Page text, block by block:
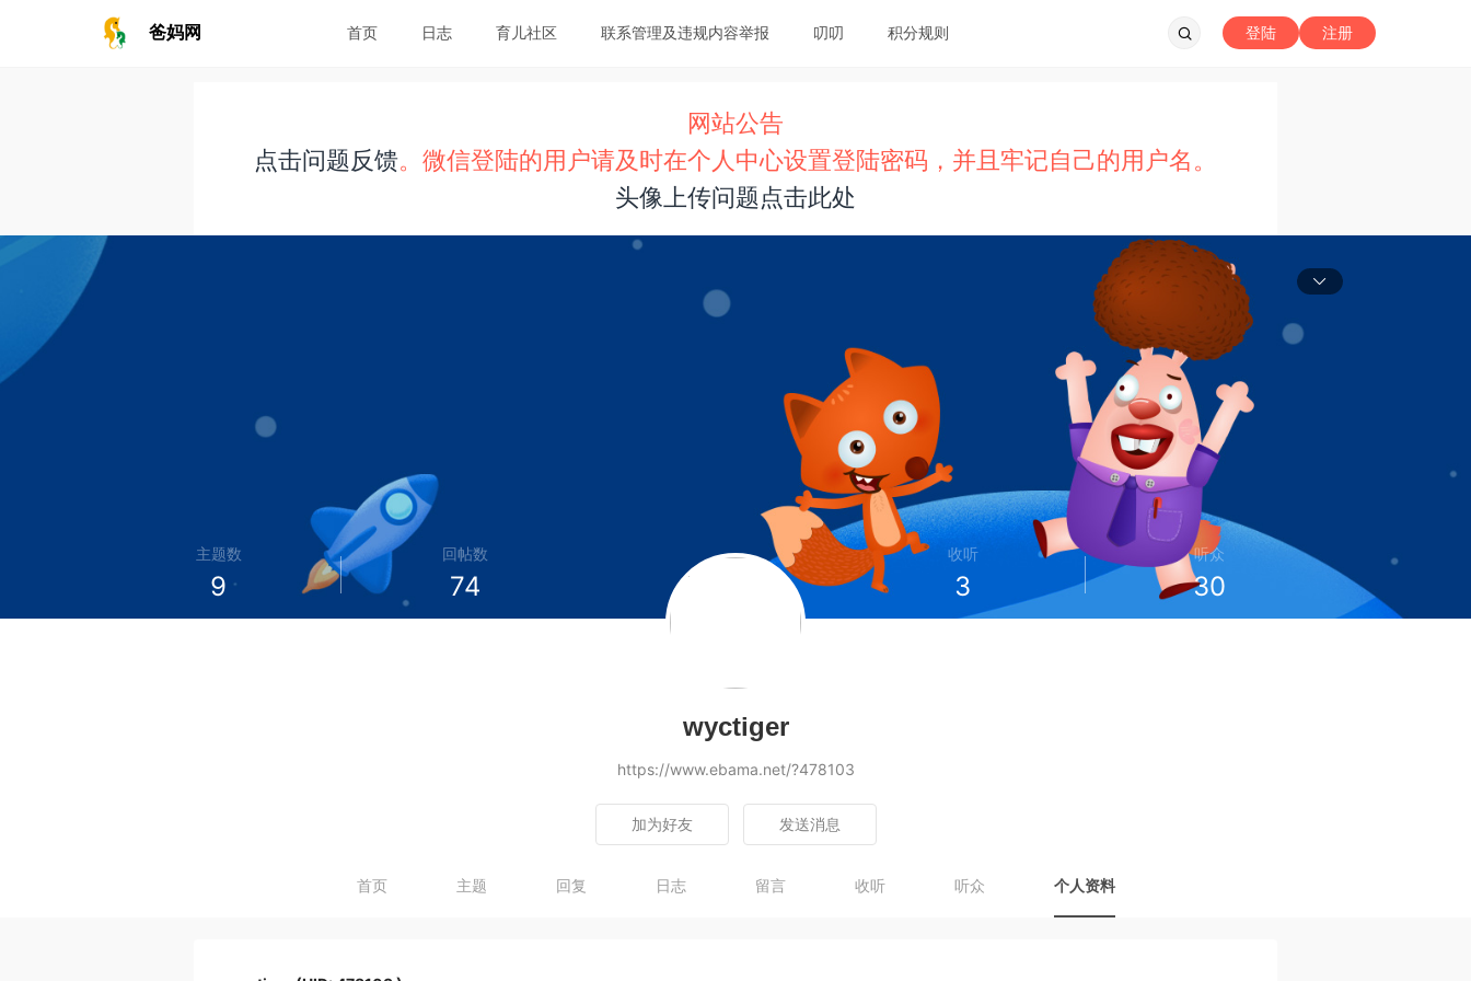
爸妈网 首页 日志 育儿社区 联系管理及违规内容举报 叨叨 积分规则 注册
登陆
网站公告
点击问题反馈。微信登陆的用户请及时在个人中心设置登陆密码，并且牢记自己的用户名。
头像上传问题点击此处
wyctiger
https://www.ebama.net/?478103
加为好友 发送消息
主题数
9
回帖数
74
收听
3
听众
30
首页 主题 回复 日志 留言 收听 听众 个人资料